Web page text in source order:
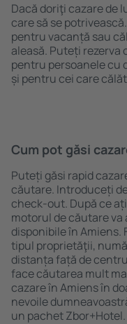
Dacă doriţi cazare de
care să se
pentru vacanță sau
aleasă. Puteți
pentru persoanele cu
și pentru cei care
Cum pot găsi
Puteți găsi rapid
căutare. Introduceți
check-out. După ce
motorul de căutare
disponibile în
tipul proprietăţii,
distanța față de
face căutarea mult
cazare în Amiens în
nevoile
un pachet Zbor+Hotel.